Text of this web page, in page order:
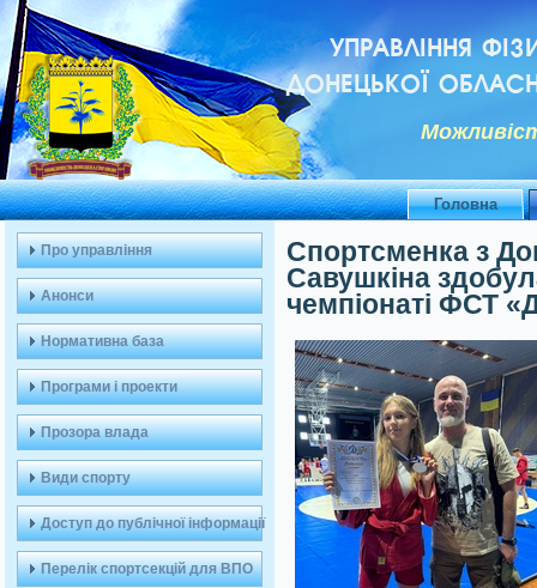
УПРАВЛІННЯ
ДОНЕЦЬКОЇ
Головна
Про управління
Анонси
Нормативна база
Програми і проекти
Прозора влада
Види спорту
Доступ до публічної інформації
Перелік спортсекцій для ВПО
Спортсменка з
Савушкіна
чемпіонаті ФСТ